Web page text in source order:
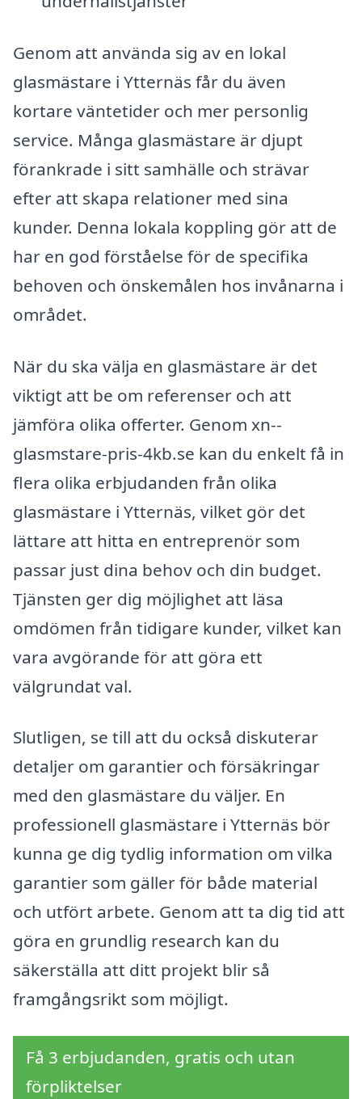
Genom att använda sig av en lokal
glasmästare i Ytternäs får du även
kortare väntetider och mer personlig
service. Många glasmästare är djupt
förankrade i sitt samhälle och strävar
efter att skapa relationer med sina
kunder. Denna lokala koppling gör att de
har en god förståelse för de specifika
behoven och önskemålen hos invånarna i
området.
När du ska välja en glasmästare är det
viktigt att be om referenser och att
jämföra olika offerter. Genom xn--
glasmstare-pris-4kb.se kan du enkelt få in
flera olika erbjudanden från olika
glasmästare i Ytternäs, vilket gör det
lättare att hitta en entreprenör som
passar just dina behov och din budget.
Tjänsten ger dig möjlighet att läsa
omdömen från tidigare kunder, vilket kan
vara avgörande för att göra ett
välgrundat val.
Slutligen, se till att du också diskuterar
detaljer om garantier och försäkringar
med den glasmästare du väljer. En
professionell glasmästare i Ytternäs bör
kunna ge dig tydlig information om vilka
garantier som gäller för både material
och utfört arbete. Genom att ta dig tid att
göra en grundlig research kan du
säkerställa att ditt projekt blir så
framgångsrikt som möjligt.
Få 3 erbjudanden, gratis och utan
förpliktelser